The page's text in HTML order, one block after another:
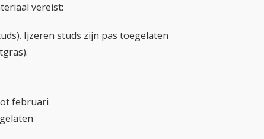
vereist:
Ijzeren studs zijn pas toegelaten
februari